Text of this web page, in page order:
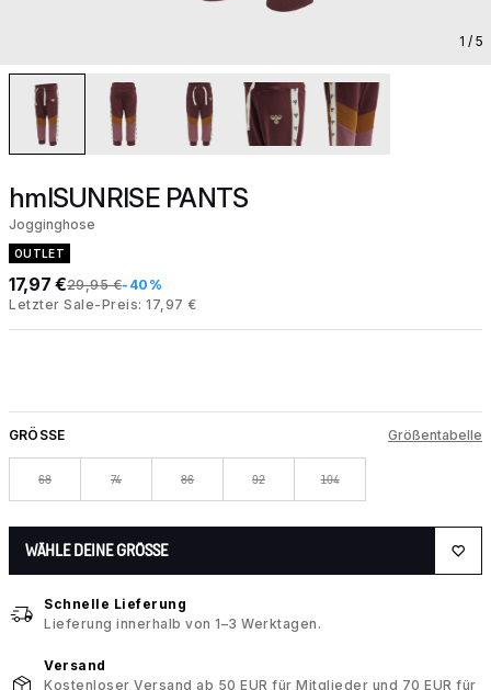
1 / 5
hmlSUNRISE PANTS
Jogginghose
OUTLET
17,97 €29,95 €-40%
Letzter Sale-Preis: 17,97 €
GRÖSSE Größentabelle
68 74 86 92 104
WÄHLE DEINE GRÖSSE
Schnelle Lieferung
Lieferung innerhalb von 1–3 Werktagen.
Versand
Kostenloser Versand ab 50 EUR für Mitglieder und 70 EUR für